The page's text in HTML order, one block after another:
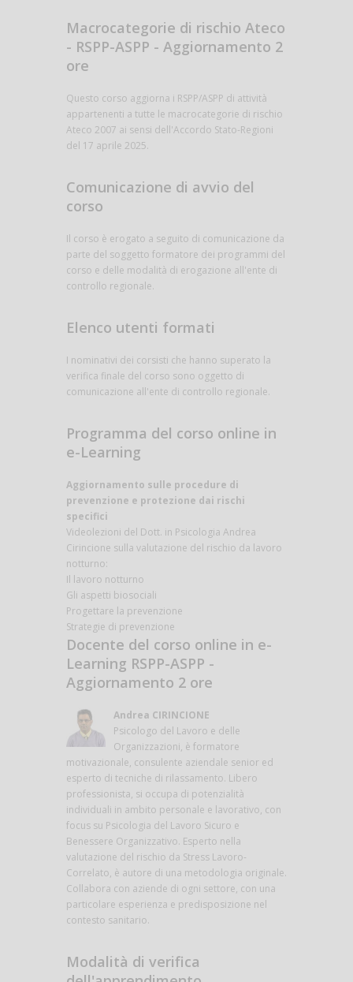
Macrocategorie di rischio Ateco
- RSPP-ASPP - Aggiornamento 2
ore
Questo corso aggiorna i RSPP/ASPP di attività
appartenenti a tutte le macrocategorie di rischio
Ateco 2007 ai sensi dell'Accordo Stato-Regioni
del 17 aprile 2025.
Comunicazione di avvio del
corso
Il corso è erogato a seguito di comunicazione da
parte del soggetto formatore dei programmi del
corso e delle modalità di erogazione all'ente di
controllo regionale.
Elenco utenti formati
I nominativi dei corsisti che hanno superato la
verifica finale del corso sono oggetto di
comunicazione all'ente di controllo regionale.
Programma del corso online in
e-Learning
Aggiornamento sulle procedure di
prevenzione e protezione dai rischi
specifici
Videolezioni del Dott. in Psicologia Andrea
Cirincione sulla valutazione del rischio da lavoro
notturno:
Il lavoro notturno
Gli aspetti biosociali
Progettare la prevenzione
Strategie di prevenzione
Docente del corso online in e-
Learning RSPP-ASPP -
Aggiornamento 2 ore
Andrea CIRINCIONE
Psicologo del Lavoro e delle
Organizzazioni, è formatore
motivazionale, consulente aziendale senior ed
esperto di tecniche di rilassamento. Libero
professionista, si occupa di potenzialità
individuali in ambito personale e lavorativo, con
focus su Psicologia del Lavoro Sicuro e
Benessere Organizzativo. Esperto nella
valutazione del rischio da Stress Lavoro-
Correlato, è autore di una metodologia originale.
Collabora con aziende di ogni settore, con una
particolare esperienza e predisposizione nel
contesto sanitario.
Modalità di verifica